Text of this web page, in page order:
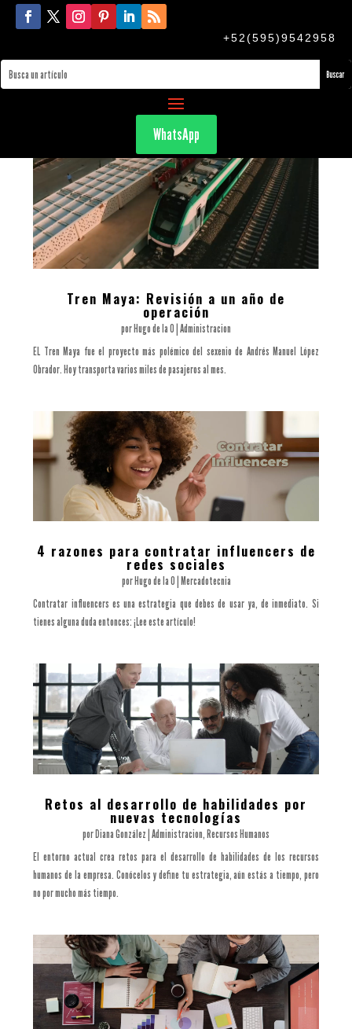
+52(595)9542958
WhatsApp
Tren Maya: Revisión a un año de
operación
porHugo de la O |Administracion
EL Tren Maya fue el proyecto más polémico del sexenio de Andrés Manuel López
Obrador. Hoy transporta varios miles de pasajeros al mes.
4 razones para contratar influencers de
redes sociales
porHugo de la O |Mercadotecnia
Contratar influencers es una estrategia que debes de usar ya, de inmediato. Si
tienes alguna duda entonces: ¡Lee este artículo!
Retos al desarrollo de habilidades por
nuevas tecnologías
porDiana González |Administracion,Recursos Humanos
El entorno actual crea retos para el desarrollo de habilidades de los recursos
humanos de la empresa. Conócelos y define tu estrategia, aún estás a tiempo, pero
no por mucho más tiempo.